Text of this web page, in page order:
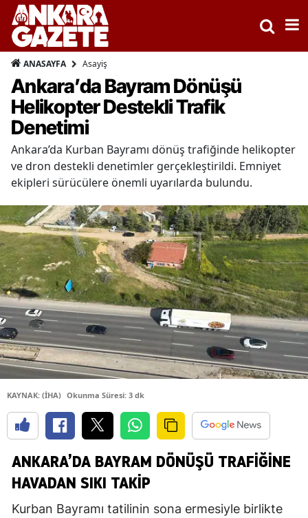
ANASAYFA Asayiş
Ankara’da Bayram Dönüşü
Helikopter Destekli Trafik
Denetimi
Ankara’da Kurban Bayramı dönüş trafiğinde helikopter
ve dron destekli denetimler gerçekleştirildi. Emniyet
ekipleri sürücülere önemli uyarılarda bulundu.
KAYNAK: (İHA) Okunma Süresi: 3 dk
ANKARA’DA BAYRAM DÖNÜŞÜ TRAFİĞİNE
HAVADAN SIKI TAKİP
Kurban Bayramı tatilinin sona ermesiyle birlikte